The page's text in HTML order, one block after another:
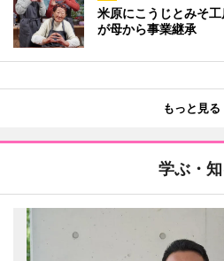
米原にこうじとみそ
が母から事業継承
もっと見る
学ぶ・